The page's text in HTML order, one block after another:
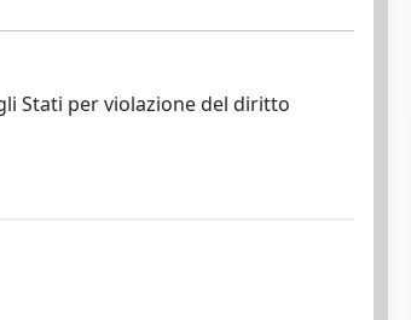
Stati per violazione del diritto